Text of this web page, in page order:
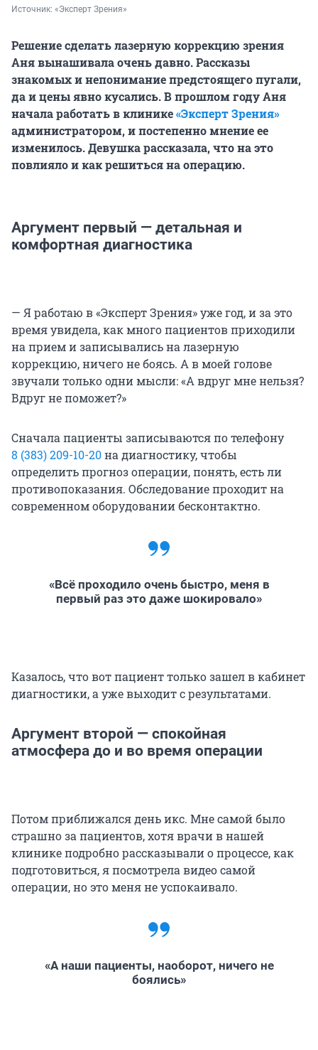
Источник: «Эксперт Зрения»
Решение сделать лазерную коррекцию зрения
Аня вынашивала очень давно. Рассказы
знакомых и непонимание предстоящего пугали,
да и цены явно кусались. В прошлом году Аня
начала работать в клинике«Эксперт Зрения»
администратором, и постепенно мнение ее
изменилось. Девушка рассказала, что на это
повлияло и как решиться на операцию.
Аргумент первый — детальная и
комфортная диагностика
— Я работаю в «Эксперт Зрения» уже год, и за это
время увидела, как много пациентов приходили
на прием и записывались на лазерную
коррекцию, ничего не боясь. А в моей голове
звучали только одни мысли: «А вдруг мне нельзя?
Вдруг не поможет?»
Сначала пациенты записываются по телефону
8 (383) 209-10-20на диагностику, чтобы
определить прогноз операции, понять, есть ли
противопоказания. Обследование проходит на
современном оборудовании бесконтактно.
«Всё проходило очень быстро, меня в
первый раз это даже шокировало»
Казалось, что вот пациент только зашел в кабинет
диагностики, а уже выходит с результатами.
Аргумент второй — спокойная
атмосфера до и во время операции
Потом приближался день икс. Мне самой было
страшно за пациентов, хотя врачи в нашей
клинике подробно рассказывали о процессе, как
подготовиться, я посмотрела видео самой
операции, но это меня не успокаивало.
«А наши пациенты, наоборот, ничего не
боялись»